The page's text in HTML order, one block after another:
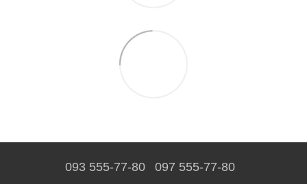
093 555-77-80 097 555-77-80